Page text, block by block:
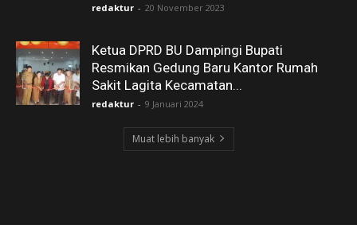
redaktur - 20 November 2023
Ketua DPRD BU Dampingi Bupati
Resmikan Gedung Baru Kantor Rumah
Sakit Lagita Kecamatan...
redaktur - 9 Januari 2024
Muat lebih banyak